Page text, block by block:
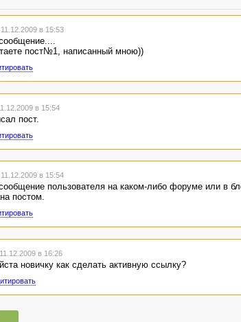
в 15:53
пост№1, написанный мною))
в 15:54
пост.
в 15:54
пользователя на каком-либо форуме или в
постом.
в 16:26
новичку как сделать активную ссылку?